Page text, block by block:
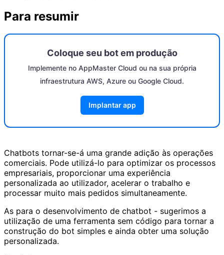
Para resumir
Coloque seu bot em produção
Implemente no AppMaster Cloud ou na sua própria
infraestrutura AWS, Azure ou Google Cloud.
Implantar app
Chatbots tornar-se-á uma grande adição às operações
comerciais. Pode utilizá-lo para optimizar os processos
empresariais, proporcionar uma experiência
personalizada ao utilizador, acelerar o trabalho e
processar muito mais pedidos simultaneamente.
As para o desenvolvimento de chatbot - sugerimos a
utilização de uma ferramenta sem código para tornar a
construção do bot simples e ainda obter uma solução
personalizada.